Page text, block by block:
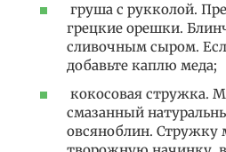
груша с рукколой.
грецкие орешки.
сливочным сыром.
добавьте каплю меда;
кокосовая стружка.
смазанный
овсяноблин. Стружку